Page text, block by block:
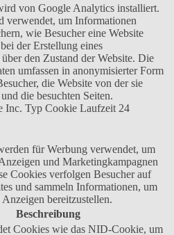
von Google Analytics installiert.
verwendet, um Informationen
wie Besucher eine Website
der Erstellung eines
den Zustand der Website. Die
umfassen in anonymisierter Form
die Website von der sie
die besuchten Seiten.
Inc. Typ Cookie Laufzeit 24
für Werbung verwendet, um
und Marketingkampagnen
Cookies verfolgen Besucher auf
und sammeln Informationen, um
Anzeigen bereitzustellen.
Beschreibung
Cookies wie das NID-Cookie, um